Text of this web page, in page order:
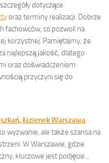
dotyczące
oraz terminy realizacji. Dobrze
fachowców, co pozwoli na
korzystnej. Pamiętajmy, że
najlepszą jakość, dlatego
oraz doświadczeniem
przyczyni się do
łazienek Warszawa
wyzwanie, ale także szansa na
W Warszawie, gdzie
kluczowe jest podjęcie...